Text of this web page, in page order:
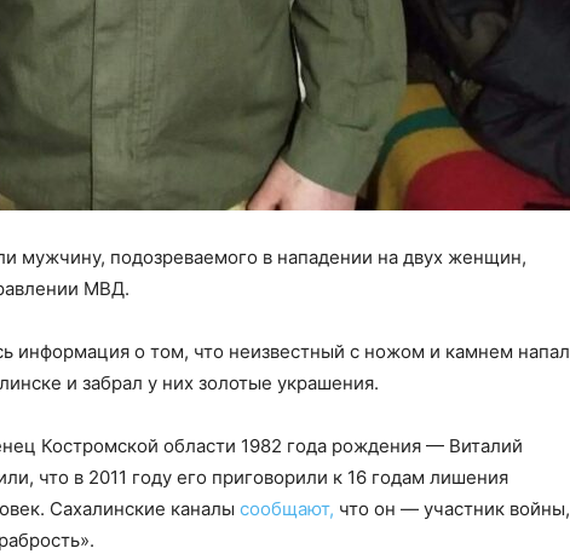
мужчину, подозреваемого в нападении на двух женщин,
МВД.
информация о том, что неизвестный с ножом и камнем напал
и забрал у них золотые украшения.
Костромской области 1982 года рождения — Виталий
что в 2011 году его приговорили к 16 годам лишения
Сахалинские каналы сообщают, что он — участник войны,